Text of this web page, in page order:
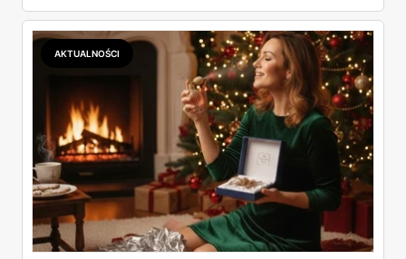
gazetce Rossmanna (31.12.2025 - 07.01.2026) znajdziesz
sprawdzone kosmetyki poniżej 22 złotych, które
skutecznie ochronią dłonie, twarz, ciało i usta przed
skutkami mroźnej aury.
AKTUALNOŚCI